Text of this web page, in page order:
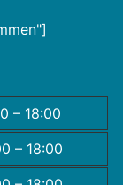
– 18:00
– 18:00